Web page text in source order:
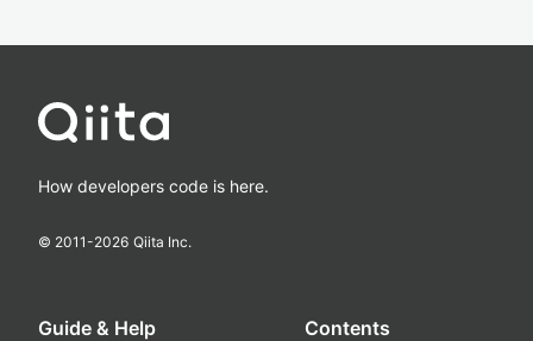
How developers code is here.
© 2011-2026 Qiita Inc.
Guide & Help Contents